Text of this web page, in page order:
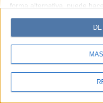
forma alternativa, puede
cambiar sus preferencias
Tenga en cuenta que algún
personales puede no
tiene el derecho de rechazar
sus preferencias o retirar su